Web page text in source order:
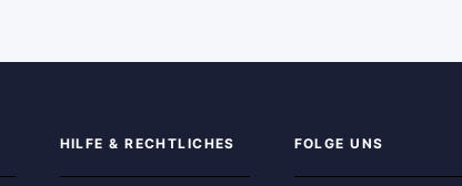
HILFE & RECHTLICHES FOLGE UNS